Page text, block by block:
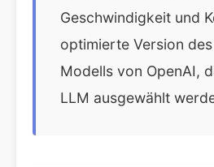
Geschwindigkeit und
optimierte Version
Modells von OpenAI,
LLM ausgewählt